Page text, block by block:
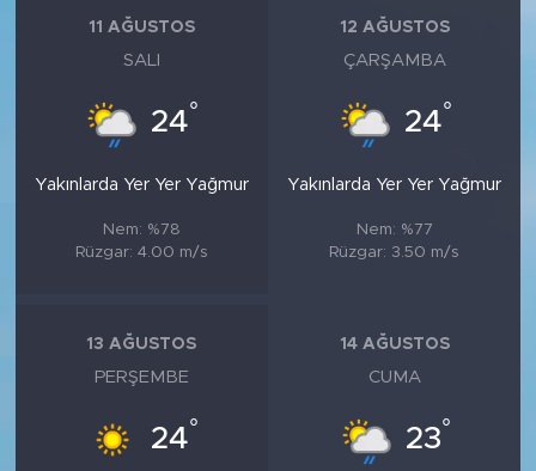
11 AĞUSTOS
SALI
24°
Yakınlarda Yer Yer Yağmur
Nem: %78
Rüzgar: 4.00 m/s
12 AĞUSTOS
ÇARŞAMBA
24°
Yakınlarda Yer Yer Yağmur
Nem: %77
Rüzgar: 3.50 m/s
13 AĞUSTOS
PERŞEMBE
24°
14 AĞUSTOS
CUMA
23°